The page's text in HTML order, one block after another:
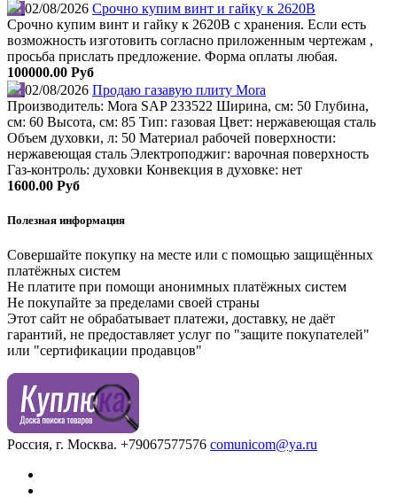
02/08/2026 Срочно купим винт и гайку к 2620В
Срочно купим винт и гайку к 2620В с хранения. Если есть
возможность изготовить согласно приложенным чертежам ,
просьба прислать предложение. Форма оплаты любая.
100000.00 Руб
02/08/2026 Продаю газавую плиту Mora
Производитель: Mora SAP 233522 Ширина, см: 50 Глубина,
см: 60 Высота, см: 85 Тип: газовая Цвет: нержавеющая сталь
Объем духовки, л: 50 Материал рабочей поверхности:
нержавеющая сталь Электроподжиг: варочная поверхность
Газ-контроль: духовки Конвекция в духовке: нет
1600.00 Руб
Полезная информация
Совершайте покупку на месте или с помощью защищённых
платёжных систем
Не платите при помощи анонимных платёжных систем
Не покупайте за пределами своей страны
Этот сайт не обрабатывает платежи, доставку, не даёт
гарантий, не предоставляет услуг по "защите покупателей"
или "сертификации продавцов"
Россия, г. Москва. +79067577576 comunicom@ya.ru